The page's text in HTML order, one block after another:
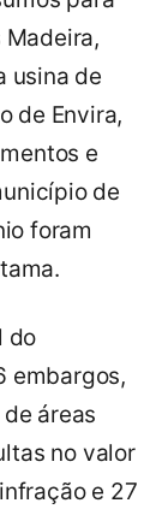
usina de
de Envira,
e
de
foram
do
embargos,
áreas
no valor
e 27